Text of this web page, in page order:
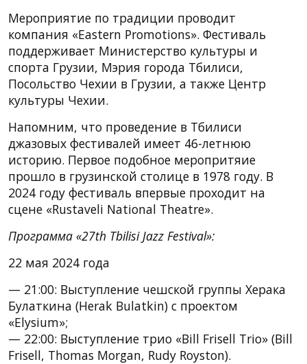
Мероприятие по традиции проводит
компания «Eastern Promotions». Фестиваль
поддерживает Министерство культуры и
спорта Грузии, Мэрия города Тбилиси,
Посольство Чехии в Грузии, а также Центр
культуры Чехии.
Напомним, что проведение в Тбилиси
джазовых фестивалей имеет 46-летнюю
историю. Первое подобное меропритяие
прошло в грузинской столице в 1978 году. В
2024 году фестиваль впервые проходит на
сцене «Rustaveli National Theatre».
Программа «27th Tbilisi Jazz Festival»:
22 мая 2024 года
— 21:00: Выступление чешской группы Херака
Булаткина (Herak Bulatkin) с проектом
«Elysium»;
— 22:00: Выступление трио «Bill Frisell Trio» (Bill
Frisell, Thomas Morgan, Rudy Royston).